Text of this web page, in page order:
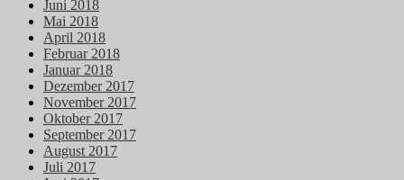
Juni 2018
Mai 2018
April 2018
Februar 2018
Januar 2018
Dezember 2017
November 2017
Oktober 2017
September 2017
August 2017
Juli 2017